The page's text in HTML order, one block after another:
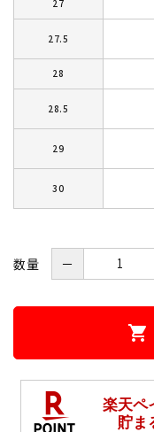
27
27.5
28
28.5
29
30
数量 －
shopping_cart